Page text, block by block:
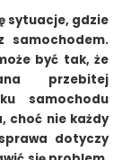
sytuacje, gdzie
samochodem.
być tak, że
przebitej
samochodu
choć nie każdy
dotyczy